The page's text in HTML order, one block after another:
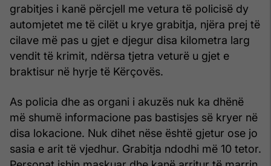
grabitjes i kanë përcjell me vetura të policisë dy
automjetet me të cilët u krye grabitja, njëra prej të
cilave më pas u gjet e djegur disa kilometra larg
vendit të krimit, ndërsa tjetra veturë u gjet e
braktisur në hyrje të Kërçovës.
As policia dhe as organi i akuzës nuk ka dhënë
më shumë informacione pas bastisjes së kryer në
disa lokacione. Nuk dihet nëse është gjetur ose jo
sasia e arit të vjedhur. Grabitja ndodhi më 10 tetor.